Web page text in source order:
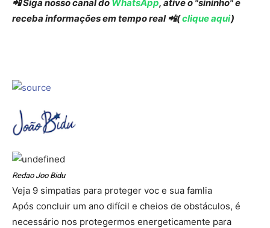
📲 Siga nosso canal do WhatsApp, ative o "sininho" e
receba informações em tempo real 📲(clique aqui)
Redao Joo Bidu
Veja 9 simpatias para proteger voc e sua famlia
Após concluir um ano difícil e cheios de obstáculos, é
necessário nos protegermos energeticamente para